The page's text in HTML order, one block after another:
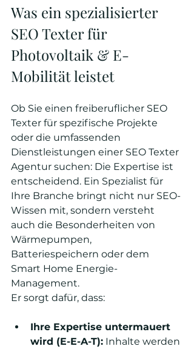
Was ein spezialisierter
SEO Texter für
Photovoltaik & E-
Mobilität leistet
Ob Sie einen freiberuflicher SEO
Texter für spezifische Projekte
oder die umfassenden
Dienstleistungen einer SEO Texter
Agentur suchen: Die Expertise ist
entscheidend. Ein Spezialist für
Ihre Branche bringt nicht nur SEO-
Wissen mit, sondern versteht
auch die Besonderheiten von
Wärmepumpen,
Batteriespeichern oder dem
Smart Home Energie-
Management.
Er sorgt dafür, dass:
Ihre Expertise untermauert
wird (E-E-A-T): Inhalte werden